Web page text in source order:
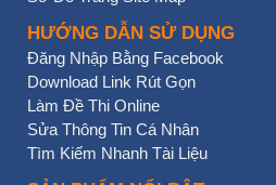
HƯỚNG DẪN SỬ DỤNG
Đăng Nhập Bằng Facebook
Download Link Rút Gọn
Làm Đề Thi Online
Sửa Thông Tin Cá Nhân
Tìm Kiếm Nhanh Tài Liệu